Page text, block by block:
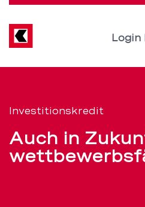
für
–
Direkt
Inhalt
Login
Investitionskredit
Auch in